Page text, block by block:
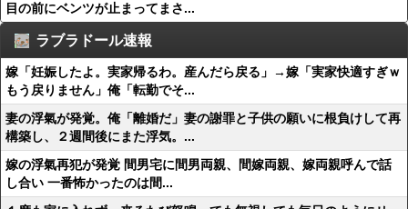
目の前にベンツが止まってまさ...
ラブラドール速報
嫁「妊娠したよ。実家帰るわ。産んだら戻る」→嫁「実家快適すぎｗ
もう戻りません」俺「転勤でそ...
妻の浮氣が発覚。俺「離婚だ」妻の謝罪と子供の願いに根負けして再
構築し、２週間後にまた浮気。...
嫁の浮氣再犯が発覚 間男宅に間男両親、間嫁両親、嫁両親呼んで話
し合い 一番怖かったのは間...